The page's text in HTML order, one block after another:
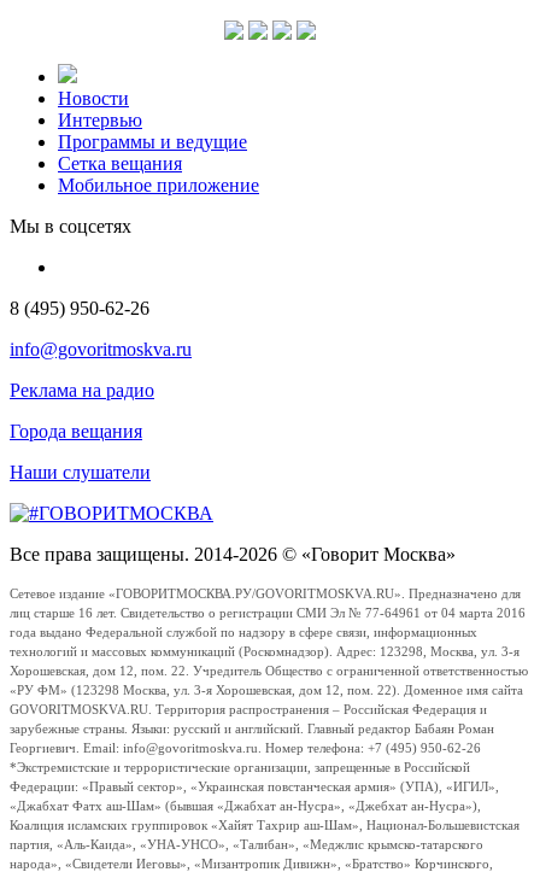
Новости
Интервью
Программы и ведущие
Сетка вещания
Мобильное приложение
Мы в соцсетях
8 (495) 950-62-26
info@govoritmoskva.ru
Реклама на радио
Города вещания
Наши слушатели
Все права защищены. 2014-2026 © «Говорит Москва»
Сетевое издание «ГОВОРИТМОСКВА.РУ/GOVORITMOSKVA.RU». Предназначено для
лиц старше 16 лет. Свидетельство о регистрации СМИ Эл № 77-64961 от 04 марта 2016
года выдано Федеральной службой по надзору в сфере связи, информационных
технологий и массовых коммуникаций (Роскомнадзор). Адрес: 123298, Москва, ул. 3-я
Хорошевская, дом 12, пом. 22. Учредитель Общество с ограниченной ответственностью
«РУ ФМ» (123298 Москва, ул. 3-я Хорошевская, дом 12, пом. 22). Доменное имя сайта
GOVORITMOSKVA.RU. Территория распространения – Российская Федерация и
зарубежные страны. Языки: русский и английский. Главный редактор Бабаян Роман
Георгиевич. Email: info@govoritmoskva.ru. Номер телефона: +7 (495) 950-62-26
*Экстремистские и террористические организации, запрещенные в Российской
Федерации: «Правый сектор», «Украинская повстанческая армия» (УПА), «ИГИЛ»,
«Джабхат Фатх аш-Шам» (бывшая «Джабхат ан-Нусра», «Джебхат ан-Нусра»),
Коалиция исламских группировок «Хайят Тахрир аш-Шам», Национал-Большевистская
партия, «Аль-Каида», «УНА-УНСО», «Талибан», «Меджлис крымско-татарского
народа», «Свидетели Иеговы», «Мизантропик Дивижн», «Братство» Корчинского,